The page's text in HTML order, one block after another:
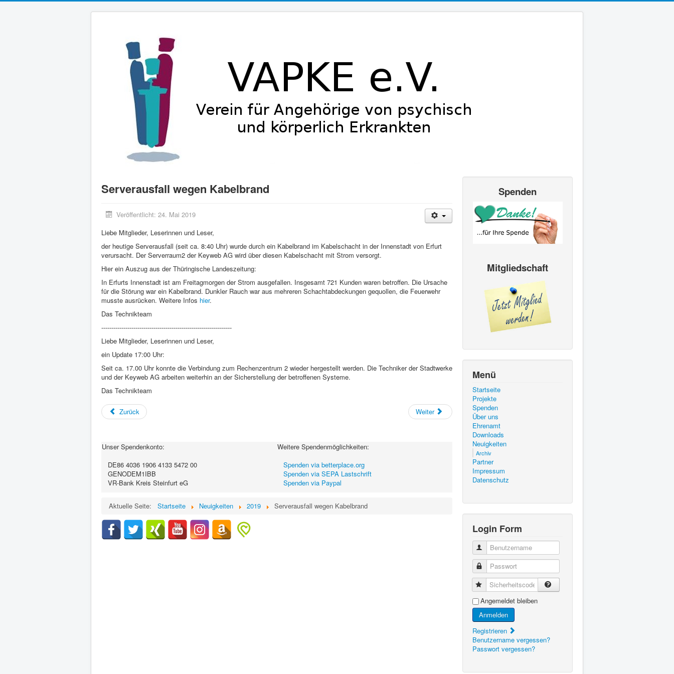
Serverausfall wegen Kabelbrand
Veröffentlicht: 24. Mai 2019
Liebe Mitglieder, Leserinnen und Leser,
der heutige Serverausfall (seit ca. 8:40 Uhr) wurde durch ein Kabelbrand im Kabelschacht in der Innenstadt von Erfurt
verursacht. Der Serverraum2 der Keyweb AG wird über diesen Kabelschacht mit Strom versorgt.
Hier ein Auszug aus der Thüringische Landeszeitung:
In Erfurts Innenstadt ist am Freitagmorgen der Strom ausgefallen. Insgesamt 721 Kunden waren betroffen. Die Ursache
für die Störung war ein Kabelbrand. Dunkler Rauch war aus mehreren Schachtabdeckungen gequollen, die Feuerwehr
musste ausrücken. Weitere Infos hier.
Das Technikteam
-----------------------------------------------------------------
Liebe Mitglieder, Leserinnen und Leser,
ein Update 17:00 Uhr:
Seit ca. 17.00 Uhr konnte die Verbindung zum Rechenzentrum 2 wieder hergestellt werden. Die Techniker der Stadtwerke
und der Keyweb AG arbeiten weiterhin an der Sicherstellung der betroffenen Systeme.
Das Technikteam
Zurück Weiter
Unser Spendenkonto:
DE86 4036 1906 4133 5472 00
GENODEM1IBB
VR-Bank Kreis Steinfurt eG
Weitere Spendenmöglichkeiten:
Spenden via betterplace.org
Spenden via SEPA Lastschrift
Spenden via Paypal
Aktuelle Seite: Startseite Neuigkeiten 2019 Serverausfall wegen Kabelbrand
Spenden
Mitgliedschaft
Menü
Startseite
Projekte
Spenden
Über uns
Ehrenamt
Downloads
Neuigkeiten
Archiv
Partner
Impressum
Datenschutz
Login Form
Benutzername
Passwort
Sicherheitscode
Angemeldet bleiben
Anmelden
Registrieren
Benutzername vergessen?
Passwort vergessen?